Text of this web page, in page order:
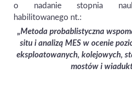
o nadanie stopnia
habilitowanego nt.:
„Metoda probablistyczna
situ i analizą MES w ocenie
eksploatowanych, kolejowych,
mostów i